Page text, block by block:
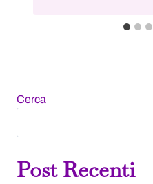
Cerca
Post Recenti